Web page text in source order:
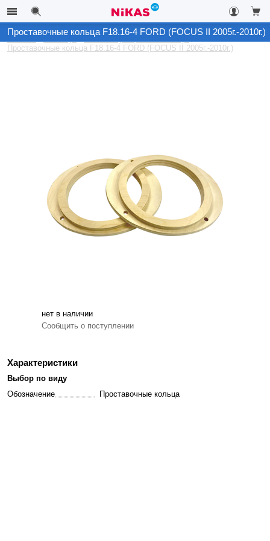
Каталог
Комплектующие на автозвук
Проставочные кольца F18.16-4 FORD (FOCUS II 2005г.-2010г.)
Проставочные кольца F18.16-4 FORD (FOCUS II 2005г.-2010г.)
нет в наличии
Сообщить о поступлении
Характеристики
Выбор по виду
Обозначение
Проставочные кольца